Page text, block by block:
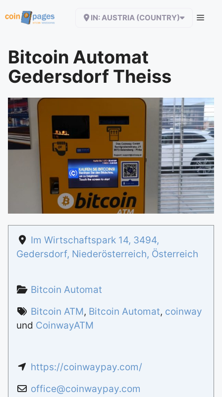
Inhalt
IN: AUSTRIA (COUNTRY)
Bitcoin Automat
Gedersdorf Theiss
Im Wirtschaftspark 14, 3494,
Gedersdorf, Niederösterreich, Österreich
Bitcoin Automat
Bitcoin ATM, Bitcoin Automat, coinway
und CoinwayATM
https://coinwaypay.com/
office@coinwaypay.com